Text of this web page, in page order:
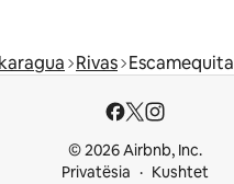
Rivas Escamequita
© 2026 Airbnb, Inc.
Privatësia
Kushtet